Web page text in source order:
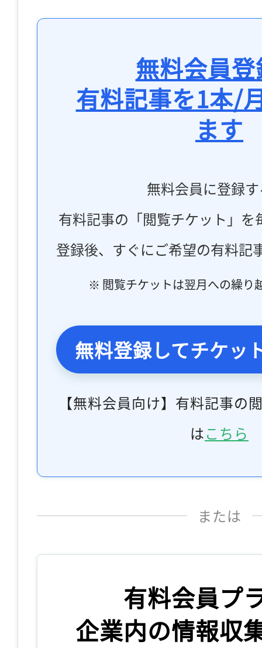
無料会員
有料記事を1本/
ます
無料会員に登録
有料記事の「閲覧チケット」
登録後、すぐにご希望の有料記
※ 閲覧チケットは翌月への繰り
無料登録してチケッ
【無料会員向け】有料記事の
はこちら
または
有料会員プ
企業内の情報収